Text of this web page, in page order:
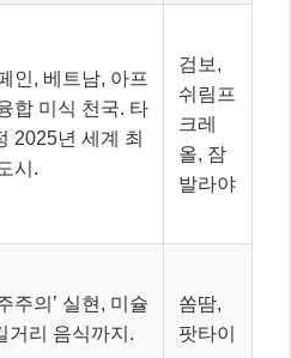
인, 베트남, 아프
합 미식 천국. 타
2025년 세계 최
시.
검보,
쉬림프
크레
올, 잠
발라야
주의’ 실현, 미슐
거리 음식까지.
쏨땀,
팟타이